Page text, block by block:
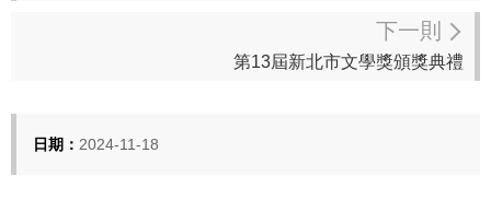
下一則
第13屆新北市文學獎頒獎典禮
日期： 2024-11-18